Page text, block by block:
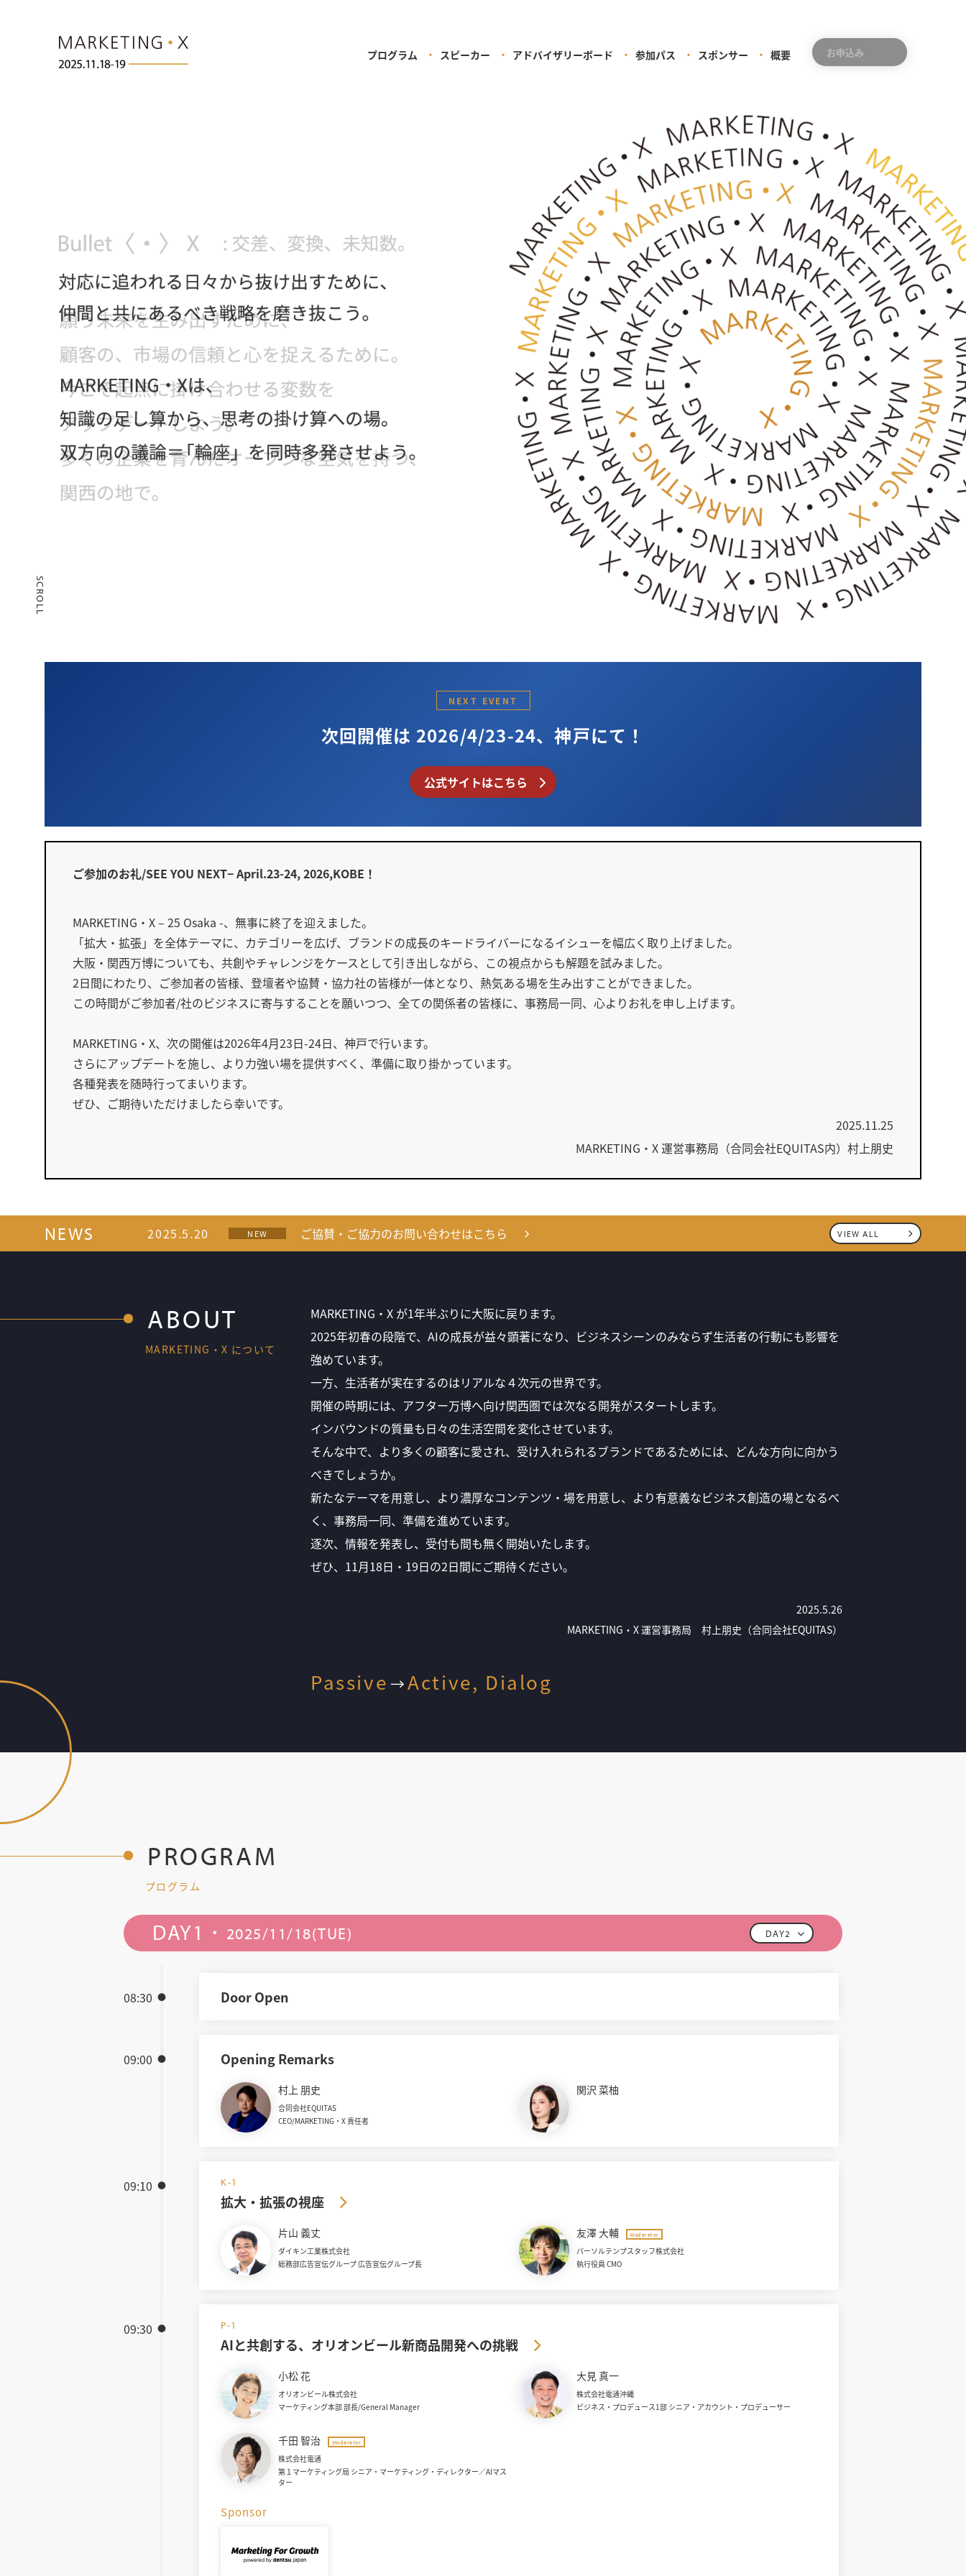
プログラム スピーカー アドバイザリーボード 参加パス スポンサー 概要 お申込み
SCROLL
NEXT EVENT
次回開催は 2026/4/23-24、神戸にて！
公式サイトはこちら
ご参加のお礼/SEE YOU NEXT− April.23-24, 2026,KOBE！
MARKETING・X – 25 Osaka -、無事に終了を迎えました。
「拡大・拡張」を全体テーマに、カテゴリーを広げ、ブランドの成長のキードライバーになるイシューを幅広く取り上げました。
大阪・関西万博についても、共創やチャレンジをケースとして引き出しながら、この視点からも解題を試みました。
2日間にわたり、ご参加者の皆様、登壇者や協賛・協力社の皆様が一体となり、熱気ある場を生み出すことができました。
この時間がご参加者/社のビジネスに寄与することを願いつつ、全ての関係者の皆様に、事務局一同、心よりお礼を申し上げます。
MARKETING・X、次の開催は2026年4月23日-24日、神戸で行います。
さらにアップデートを施し、より力強い場を提供すべく、準備に取り掛かっています。
各種発表を随時行ってまいります。
ぜひ、ご期待いただけましたら幸いです。
2025.11.25
MARKETING・X 運営事務局（合同会社EQUITAS内）村上朋史
NEWS 2025.5.20 NEW ご協賛・ご協力のお問い合わせはこちら VIEW ALL
ABOUT
MARKETING・X について
MARKETING・X が1年半ぶりに大阪に戻ります。
2025年初春の段階で、AIの成長が益々顕著になり、ビジネスシーンのみならず生活者の行動にも影響を
強めています。
一方、生活者が実在するのはリアルな４次元の世界です。
開催の時期には、アフター万博へ向け関西圏では次なる開発がスタートします。
インバウンドの質量も日々の生活空間を変化させています。
そんな中で、より多くの顧客に愛され、受け入れられるブランドであるためには、どんな方向に向かう
べきでしょうか。
新たなテーマを用意し、より濃厚なコンテンツ・場を用意し、より有意義なビジネス創造の場となるべ
く、事務局一同、準備を進めています。
逐次、情報を発表し、受付も間も無く開始いたします。
ぜひ、11月18日・19日の2日間にご期待ください。
2025.5.26
MARKETING・X 運営事務局 村上朋史（合同会社EQUITAS）
Passive →Active, Dialog
PROGRAM
プログラム
DAY1・ 2025/11/18(TUE) DAY2
08:30 Door Open
09:00 Opening Remarks
村上 朋史
合同会社EQUITAS
CEO/MARKETING・X 責任者
関沢 菜柚
09:10 K-1
拡大・拡張の視座
片山 義丈
ダイキン工業株式会社
総務部広告宣伝グループ 広告宣伝グループ長
友澤 大輔 Moderator
パーソルテンプスタッフ株式会社
執行役員 CMO
09:30 P-1
AIと共創する、オリオンビール新商品開発への挑戦
小松 花
オリオンビール株式会社
マーケティング本部 部長/General Manager
大見 真一
株式会社電通沖縄
ビジネス・プロデュース1部 シニア・アカウント・プロデューサー
千田 智治 Moderator
株式会社電通
第１マーケティング局 シニア・マーケティング・ディレクター／AIマス
ター
Sponsor